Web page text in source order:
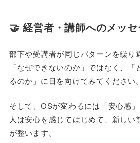
🤝 経営者・講師へのメッ
部下や受講者が同じパターンを繰り
「なぜできないのか」ではなく、
るのか」に目を向けてみてください。
そして、OSが変わるには「安心感」
人は安心を感じてはじめて、新しい
が整います。